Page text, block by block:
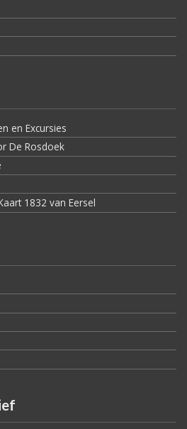
en Excursies
De Rosdoek
1832 van Eersel